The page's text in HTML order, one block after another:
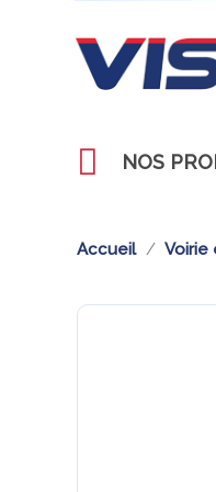
NOS
Accueil Voirie